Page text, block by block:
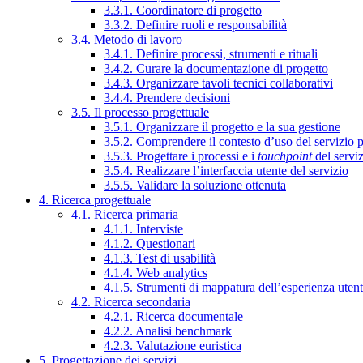
3.3.1. Coordinatore di progetto
3.3.2. Definire ruoli e responsabilità
3.4. Metodo di lavoro
3.4.1. Definire processi, strumenti e rituali
3.4.2. Curare la documentazione di progetto
3.4.3. Organizzare tavoli tecnici collaborativi
3.4.4. Prendere decisioni
3.5. Il processo progettuale
3.5.1. Organizzare il progetto e la sua gestione
3.5.2. Comprendere il contesto d’uso del servizio
3.5.3. Progettare i processi e i touchpointdel
3.5.4. Realizzare l’interfaccia utente del servizio
3.5.5. Validare la soluzione ottenuta
4. Ricerca progettuale
4.1. Ricerca primaria
4.1.1. Interviste
4.1.2. Questionari
4.1.3. Test di usabilità
4.1.4. Web analytics
4.1.5. Strumenti di mappatura dell’esperienza
4.2. Ricerca secondaria
4.2.1. Ricerca documentale
4.2.2. Analisi benchmark
4.2.3. Valutazione euristica
5. Progettazione dei servizi